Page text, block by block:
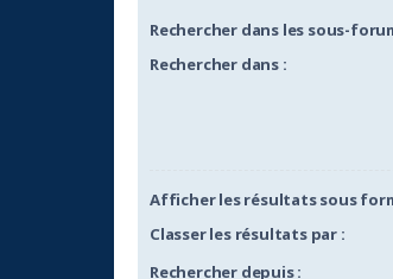
Rechercher dans les sous-
Rechercher dans :
Afficher les résultats sous
Classer les résultats par :
Rechercher depuis :